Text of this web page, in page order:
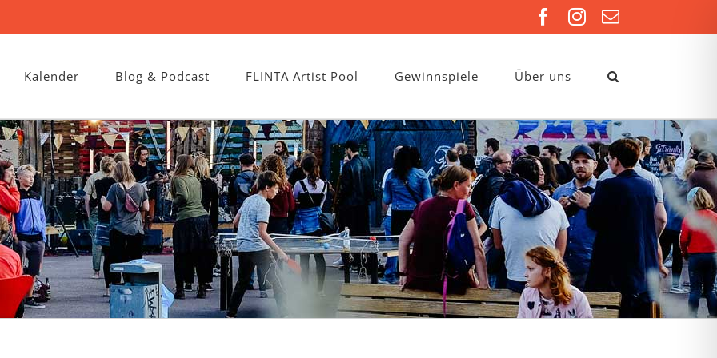
Facebook
Instagram
E-
Mail
Kalender Blog & Podcast FLINTA Artist Pool Gewinnspiele Über uns